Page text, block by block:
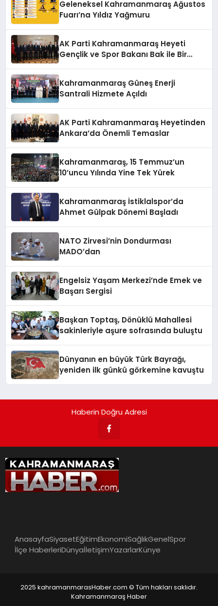
Geleneksel Kahramanmaraş Ağustos
Fuarı’na Yıldız Yağmuru
AK Parti Kahramanmaraş Heyeti
Gençlik ve Spor Bakanı Bak ile Bir
Kahramanmaraş Güneş Enerji
Santrali Hizmete Açıldı
AK Parti Kahramanmaraş Heyetinden
Ankara’da Önemli Temaslar
Kahramanmaraş, 15 Temmuz’un
10’uncu Yılında Yine Tek Yürek
Kahramanmaraş İstiklalspor’da
Ahmet Gülpak Dönemi Başladı
NATO Zirvesi’nin Dondurması
MADO’dan
Engelsiz Yaşam Merkezi’nde Emek ve
Başarı Sergisi
Başkan Toptaş, Dönüklü Mahallesi
sakinleriyle aşure sofrasında buluştu
Dünyanın en büyük Türk Bayrağı,
yeniden ilk günkü görkemine kavuştu
Haberin Doğru Adresi
AnasayfaSiyasetEğitimEkonomiSağlıkGenelSpor
İlçe HaberleriDünyaİletişimYazarlarKünye
2025 kahramanmarasHaber.com © Tüm hakları saklıdır.
Kahramanmaraş Haber